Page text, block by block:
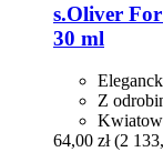
s.Oliver
30 ml
Z
64,00 zł (2